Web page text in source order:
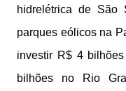
hidrelétrica de São
parques eólicos na
investir R$ 4
bilhões no Rio